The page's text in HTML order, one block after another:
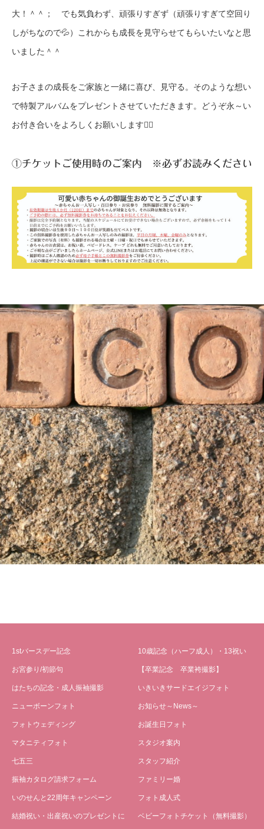
大！＾＾； でも気負わず、頑張りすぎず（頑張りすぎて空回り
しがちなので💦）これからも成長を見守らせてもらいたいなと思
いました＾＾
お子さまの成長をご家族と一緒に喜び、見守る。そのような想い
で特製アルバムをプレゼントさせていただきます。どうぞ永～い
お付き合いをよろしくお願いします🙂‍↕️
①チケットご使用時のご案内 ※必ずお読みください
1stバースデー記念
お宮参り/初節句
はたちの記念・成人振袖撮影
ニューボーンフォト
フォトウェディング
マタニティフォト
七五三
振袖カタログ請求フォーム
いのせんと22周年キャンペーン
結婚祝い・出産祝いのプレゼントに
10歳記念（ハーフ成人）・13祝い
【卒業記念 卒業袴撮影】
いきいきサードエイジフォト
お知らせ～News～
お誕生日フォト
スタジオ案内
スタッフ紹介
ファミリー婚
フォト成人式
ベビーフォトチケット（無料撮影）